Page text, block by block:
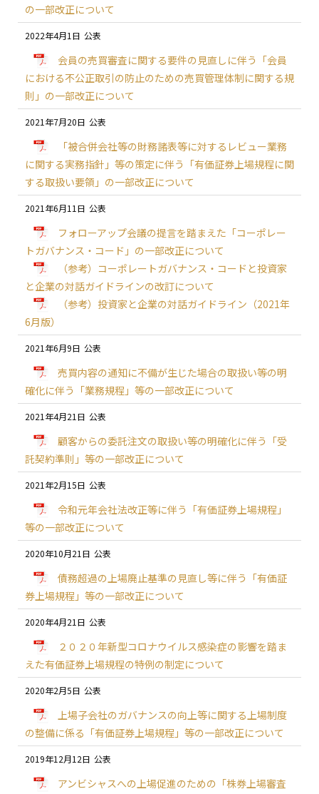
の一部改正について
2022年4月1日
会員の売買審査に関する要件の見直しに伴う「会員
における不公正取引の防止のための売買管理体制に関する規
則」の一部改正について
2021年7月20日
「被合併会社等の財務諸表等に対するレビュー業務
に関する実務指針」等の策定に伴う「有価証券上場規程に関
する取扱い要領」の一部改正について
2021年6月11日
フォローアップ会議の提言を踏まえた「コーポレー
トガバナンス・コード」の一部改正について
（参考）コーポレートガバナンス・コードと投資家
と企業の対話ガイドラインの改訂について
（参考）投資家と企業の対話ガイドライン（2021年
6月版）
2021年6月9日
売買内容の通知に不備が生じた場合の取扱い等の明
確化に伴う「業務規程」等の一部改正について
2021年4月21日
顧客からの委託注文の取扱い等の明確化に伴う「受
託契約準則」等の一部改正について
2021年2月15日
令和元年会社法改正等に伴う「有価証券上場規程」
等の一部改正について
2020年10月21日
債務超過の上場廃止基準の見直し等に伴う「有価証
券上場規程」等の一部改正について
2020年4月21日
２０２０年新型コロナウイルス感染症の影響を踏ま
えた有価証券上場規程の特例の制定について
2020年2月5日
上場子会社のガバナンスの向上等に関する上場制度
の整備に係る「有価証券上場規程」等の一部改正について
2019年12月12日
アンビシャスへの上場促進のための「株券上場審査